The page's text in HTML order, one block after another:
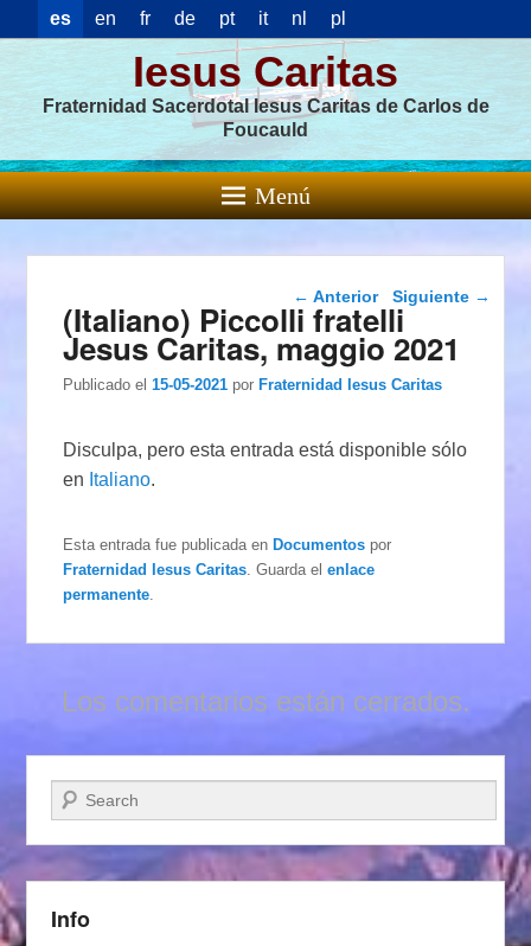
es en fr de pt it nl pl
Iesus Caritas
Fraternidad Sacerdotal Iesus Caritas de Carlos de
Foucauld
Menú
Navegación de
entradas
← Anterior Siguiente →
(Italiano) Piccolli fratelli
Jesus Caritas, maggio 2021
Publicado el 15-05-2021 porFraternidad Iesus Caritas
Disculpa, pero esta entrada está disponible sólo
en Italiano.
Esta entrada fue publicada enDocumentos por
Fraternidad Iesus Caritas . Guarda elenlace
permanente
Los comentarios están cerrados.
Buscar
Info